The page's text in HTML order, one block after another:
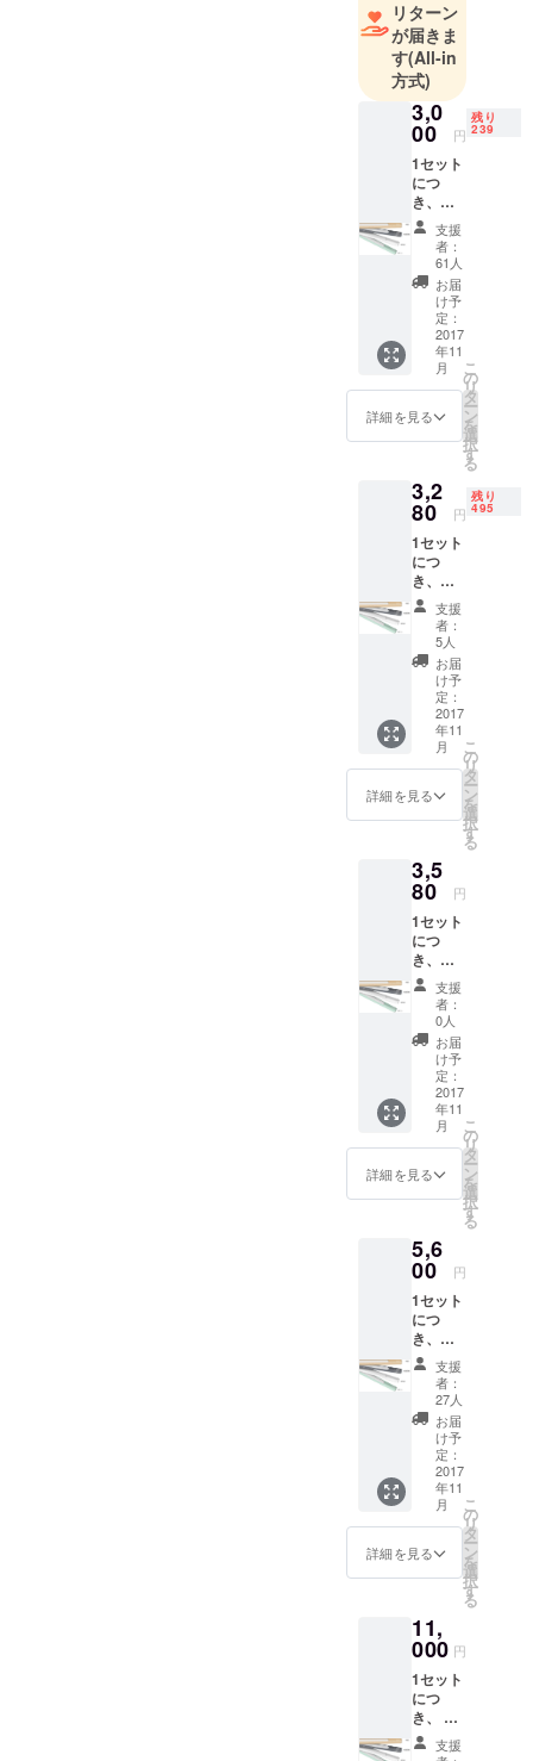
して、国内
の大手クラ
ウドファン
ディング運
営サイトを
通じて128件
のプロジェ
クトの立ち
上げ、総額
5.5億円のご
支援を達成
しておりま
す。何れも
日本のクラ
ウドファン
ディング業
界の実行者
記録です。
個々のプロ
ジェクトに
ついても、1
億円を達成
した「Warm
Geek」をは
じめ、国内
のクラウド
ファンディ
ングの傘部
門では 1～3
位、掃除機
2位をそれぞ
れ独占、ア
ウターやモ
バイルバッ
テリーなど
多数のプロ
ジェクトが
1,000万円を
超えるとと
もに、様々
なメディア
にも取り上
げられてい
ます。
これからも
わたしたち
は、感動と
驚きの商品
をそろえ、
暮らしが豊
かになる良
品をみなさ
まにお届け
いたしま
リターン
が届きま
す(All-in
方式)
3,0
00 円
残り
239
1セット
につ
き、美
学ライ
ト本体1
点、
USB充
電ケー
ブル1
本、 マ
グネッ
ト式ス
タンド
（テー
プ、ネ
ジ付）1
扱説明
書で
す。 色
はホワ
イト、
グリー
ン、木
柄、大
理石柄
から選
べま
す。
支援
者：
61人
お届
け予
定：
2017
年11
月
詳細を見る
こ
の
リ
タ
ー
ン
を
選
択
す
る
3,2
80 円
残り
495
1セット
につ
き、美
学ライ
ト本体1
点、
USB充
電ケー
ブル1
本、 マ
グネッ
ト式ス
タンド
（テー
プ、ネ
ジ付）1
扱説明
書で
す。 色
はホワ
イト、
グリー
ン、木
柄、大
理石柄
から選
べる。
支援
者：
5人
お届
け予
定：
2017
年11
月
詳細を見る
こ
の
リ
タ
ー
ン
を
選
択
す
る
3,5
80 円
1セット
につ
き、美
学ライ
ト本体1
点、
USB充
電ケー
ブル1
本、 マ
グネッ
ト式ス
タンド
（テー
プ、ネ
ジ付）1
扱説明
書で
す。 色
はホワ
イト、
グリー
ン、木
柄、大
理石柄
から選
べる。
支援
者：
0人
お届
け予
定：
2017
年11
月
詳細を見る
こ
の
リ
タ
ー
ン
を
選
択
す
る
5,6
00 円
1セット
につ
き、美
学ライ
ト本体2
点、
USB充
電ケー
ブル2
本、 マ
グネッ
ト式ス
タンド
（テー
プ、ネ
ジ付）2
扱説明
書で
す。 色
はホワ
イト、
グリー
ン、木
支援
者：
27人
お届
け予
定：
2017
年11
月
詳細を見る
こ
の
リ
タ
ー
ン
を
選
択
す
る
11,
000 円
1セット
につ
き、 美
学ライ
ト本体
支援